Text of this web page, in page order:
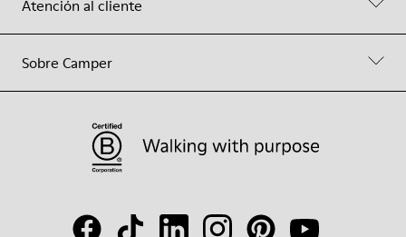
Atención al cliente
Sobre Camper